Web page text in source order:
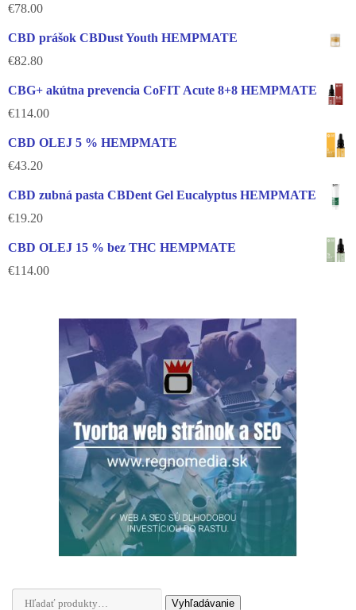
€78.00
CBD prášok CBDust Youth HEMPMATE
€82.80
CBG+ akútna prevencia CoFIT Acute 8+8 HEMPMATE
€114.00
CBD OLEJ 5 % HEMPMATE
€43.20
CBD zubná pasta CBDent Gel Eucalyptus HEMPMATE
€19.20
CBD OLEJ 15 % bez THC HEMPMATE
€114.00
Hľadať: Vyhľadávanie